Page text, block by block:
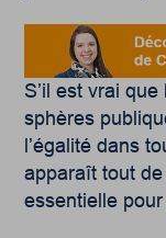
S’il est vrai
sphères
l’égalité dans
apparaît tout
essentielle